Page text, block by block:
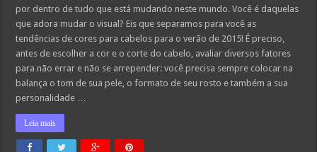
Verão
2015
por dentro de tudo que está mudando neste mundo. Você é daquelas
que adora mudar o visual? Eis que separamos para você as
tendências de cores para cabelos para o verão de 2015! É preciso,
antes de escolher a cor e o corte do cabelo, avaliar diversos fatores
para não errar e não se arrepender: você precisa sempre colocar na
balança o tom de sua pele, o formato de seu rosto e também a sua
personalidade …
Leia mais